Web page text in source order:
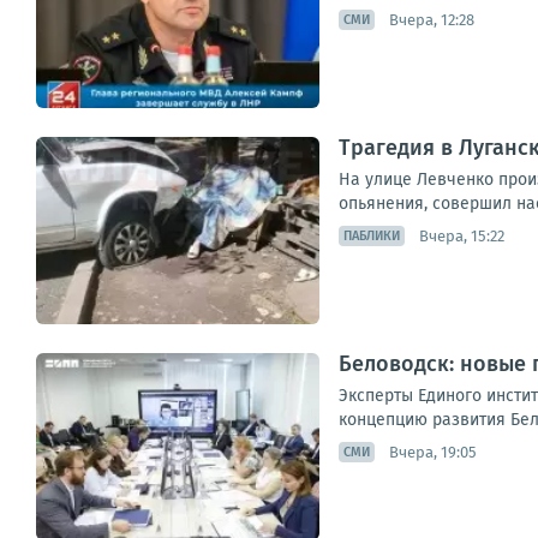
СМИ Вчера, 12:28
Трагедия в
На улице Левченко
опьянения, совершил
ПАБЛИКИ Вчера, 15:22
Беловодск: новые
Эксперты Единого
концепцию развития
СМИ Вчера, 19:05